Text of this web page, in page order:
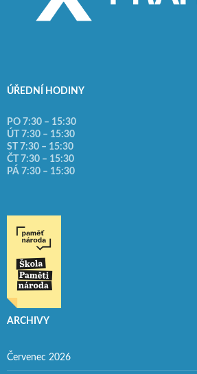
ÚŘEDNÍ HODINY
PO 7:30 – 15:30
ÚT 7:30 – 15:30
ST 7:30 – 15:30
ČT 7:30 – 15:30
PÁ 7:30 – 15:30
ARCHIVY
Červenec 2026